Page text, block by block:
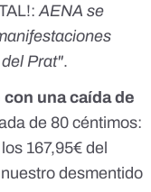
AENA se
Prat".
una caída de
de 80 céntimos:
167,95€ del
desmentido